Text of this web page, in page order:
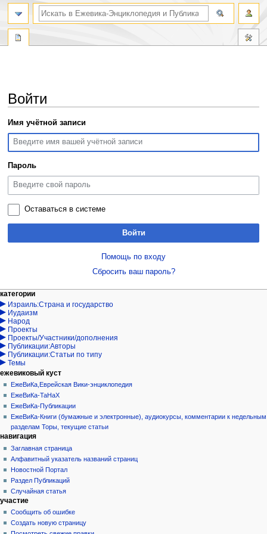
Войти
Перейти
к
навигации
Перейти
к
поиску
Имя учётной записи
Пароль
Оставаться в системе
Войти
Помощь по входу
Сбросить ваш пароль?
Навигация
действия на странице
служебная
страница
персональные инструменты
войти
запрос
учётной
записи
категории
Израиль:Страна и государство
Иудаизм
Народ
Проекты
Проекты/Участники/дополнения
Публикации:Авторы
Публикации:Статьи по типу
Темы
поиск по словам
ежевиковый куст
ЕжеВиКа,Еврейская Вики-энциклопедия
ЕжеВиКа-ТаНаХ
ЕжеВиКа-Публикации
ЕжеВиКа-Книги (бумажные и электронные), аудиокурсы, комментарии к недельным
разделам Торы, текущие статьи
навигация
Заглавная страница
Алфавитный указатель названий страниц
Новостной Портал
Раздел Публикаций
Случайная статья
участие
Сообщить об ошибке
Создать новую страницу